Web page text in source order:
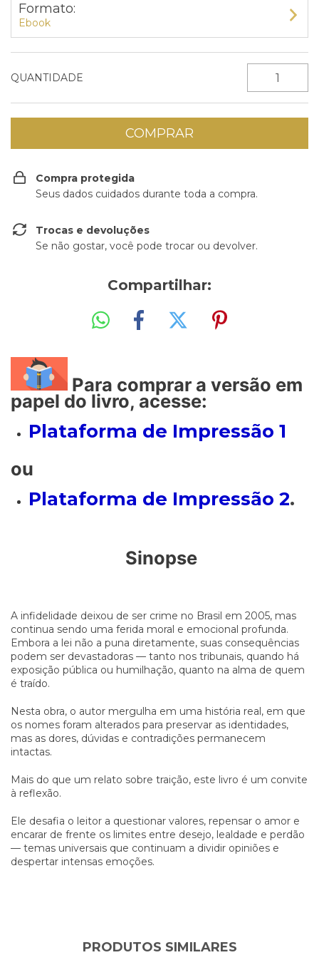
Formato:
Ebook
QUANTIDADE
Compra protegida
Seus dados cuidados durante toda a compra.
Trocas e devoluções
Se não gostar, você pode trocar ou devolver.
Compartilhar:
Para comprar a versão em
papel do livro, acesse:
Plataforma de Impressão 1
ou
Plataforma de Impressão 2.
Sinopse
A infidelidade deixou de ser crime no Brasil em 2005, mas
continua sendo uma ferida moral e emocional profunda.
Embora a lei não a puna diretamente, suas consequências
podem ser devastadoras — tanto nos tribunais, quando há
exposição pública ou humilhação, quanto na alma de quem
é traído.
Nesta obra, o autor mergulha em uma história real, em que
os nomes foram alterados para preservar as identidades,
mas as dores, dúvidas e contradições permanecem
intactas.
Mais do que um relato sobre traição, este livro é um convite
à reflexão.
Ele desafia o leitor a questionar valores, repensar o amor e
encarar de frente os limites entre desejo, lealdade e perdão
— temas universais que continuam a dividir opiniões e
despertar intensas emoções.
PRODUTOS SIMILARES